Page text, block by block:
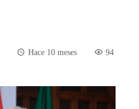
Hace 10 meses 94